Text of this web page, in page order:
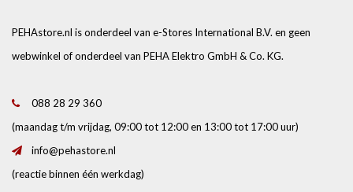
PEHAstore.nl is onderdeel van e-Stores International B.V. en geen
webwinkel of onderdeel van PEHA Elektro GmbH & Co. KG.
088 28 29 360
(maandag t/m vrijdag, 09:00 tot 12:00 en 13:00 tot 17:00 uur)
info@pehastore.nl
(reactie binnen één werkdag)